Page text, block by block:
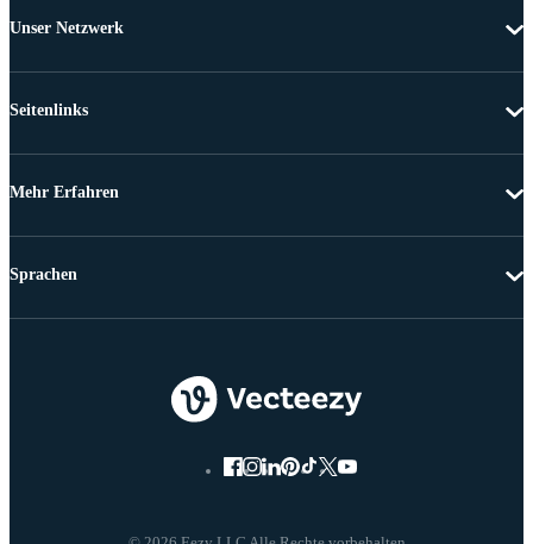
Unser Netzwerk
Seitenlinks
Mehr Erfahren
Sprachen